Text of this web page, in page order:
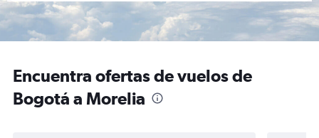
Encuentra ofertas de vuelos de
Bogotá a Morelia